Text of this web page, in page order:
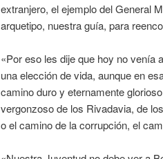
extranjero, el ejemplo del General
arquetipo, nuestra guía, para
«Por eso les dije que hoy no venía
una elección de vida, aunque en
camino duro y eternamente
vergonzoso de los Rivadavia, de
o el camino de la corrupción, el